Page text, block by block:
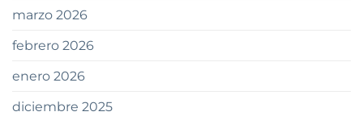
marzo 2026
febrero 2026
enero 2026
diciembre 2025